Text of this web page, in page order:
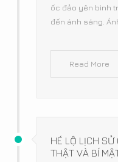
ốc đảo yên bình
đến ánh sáng.
Read More
HÉ LỘ LỊCH SỬ
THẬT VÀ BÍ